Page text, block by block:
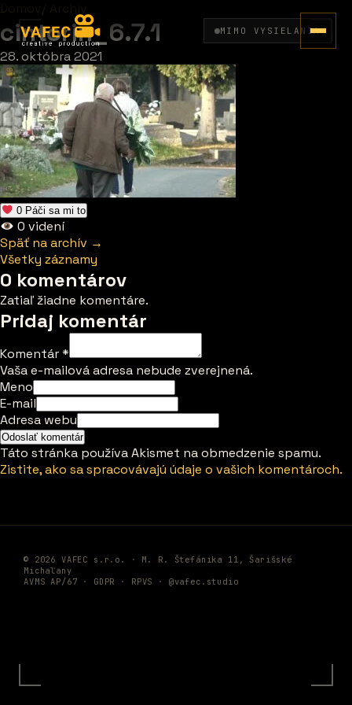
MIMO VYSIELANIA
Domov Archív
cintorin_6.7.1
28. októbra 2021
0 Páči sa mi to
0 videní
Späť na archív →
Všetky záznamy
0 komentárov
Zatiaľ žiadne komentáre.
Pridaj komentár
Komentár*
Vaša e-mailová adresa nebude zverejnená.
Meno
E-mail
Adresa webu
Táto stránka používa Akismet na obmedzenie spamu.
Zistite, ako sa spracovávajú údaje o vašich komentároch.
© 2026 VAFEC s.r.o. · M. R. Štefánika 11, Šarišské
Michaľany
AVMS AP/67 · GDPR · RPVS · @vafec.studio